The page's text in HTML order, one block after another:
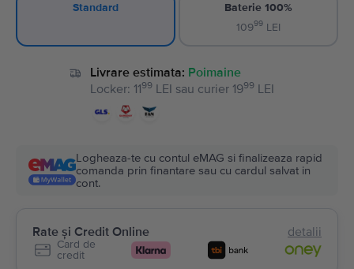
Standard
Baterie 100%
10999 LEI
Livrare estimata: Poimaine
Locker: 1199 LEI sau curier 1999 LEI
Logheaza-te cu contul eMAG si finalizeaza rapid
comanda prin finantare sau cu cardul salvat in
cont.
Rate și Credit Online detalii
Card de
credit